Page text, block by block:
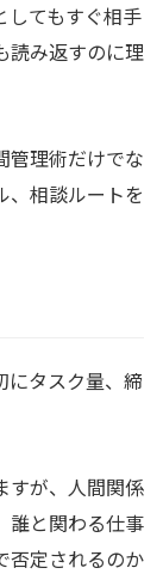
してもすぐ相手
読み返すのに理
管理術だけでな
、相談ルートを
にタスク量、締
すが、人間関係
誰と関わる仕事
否定されるのか